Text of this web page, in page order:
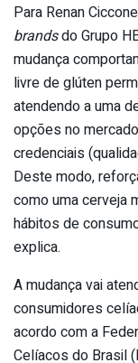
Para Renan
brandsdo Grupo
mudança
livre de glúten
atendendo a uma
opções no
credenciais
Deste modo,
como uma cerveja
hábitos de
explica.
A mudança vai
consumidores
acordo com a
Celíacos do Brasil